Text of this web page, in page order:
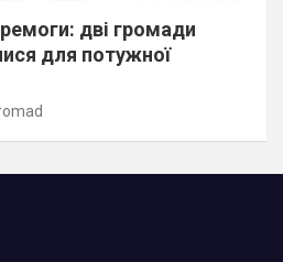
дві громади
для потужної